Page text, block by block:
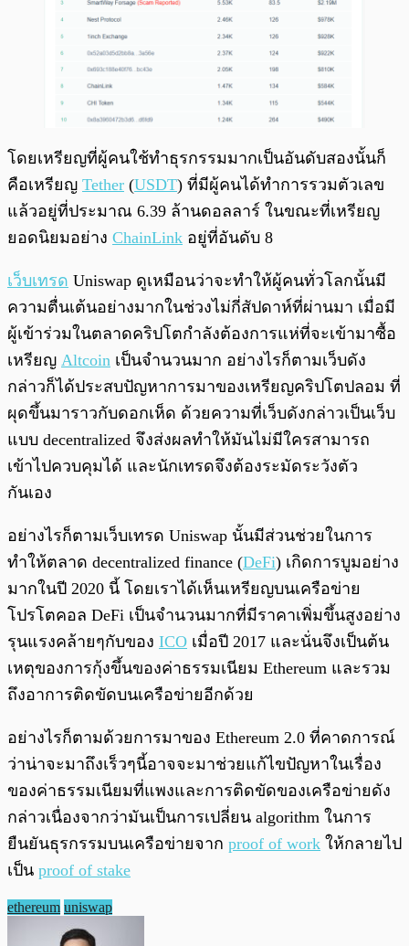
โดยเหรียญที่ผู้คนใช้ทำธุรกรรมมากเป็นอันดับสองนั้นก็
คือเหรียญ Tether (USDT) ที่มีผู้คนได้ทำการรวมตัวเลข
แล้วอยู่ที่ประมาณ 6.39 ล้านดอลลาร์ ในขณะที่เหรียญ
ยอดนิยมอย่าง ChainLink อยู่ที่อันดับ 8
เว็บเทรด Uniswap ดูเหมือนว่าจะทำให้ผู้คนทั่วโลกนั้นมี
ความตื่นเต้นอย่างมากในช่วงไม่กี่สัปดาห์ที่ผ่านมา เมื่อมี
ผู้เข้าร่วมในตลาดคริปโตกำลังต้องการแห่ที่จะเข้ามาซื้อ
เหรียญ Altcoin เป็นจำนวนมาก อย่างไรก็ตามเว็บดัง
กล่าวก็ได้ประสบปัญหาการมาของเหรียญคริปโตปลอม ที่
ผุดขึ้นมาราวกับดอกเห็ด ด้วยความที่เว็บดังกล่าวเป็นเว็บ
แบบ decentralized จึงส่งผลทำให้มันไม่มีใครสามารถ
เข้าไปควบคุมได้ และนักเทรดจึงต้องระมัดระวังตัว
กันเอง
อย่างไรก็ตามเว็บเทรด Uniswap นั้นมีส่วนช่วยในการ
ทำให้ตลาด decentralized finance (DeFi) เกิดการบูมอย่าง
มากในปี 2020 นี้ โดยเราได้เห็นเหรียญบนเครือข่าย
โปรโตคอล DeFi เป็นจำนวนมากที่มีราคาเพิ่มขึ้นสูงอย่าง
รุนแรงคล้ายๆกับของ ICO เมื่อปี 2017 และนั่นจึงเป็นต้น
เหตุของการกุ้งขึ้นของค่าธรรมเนียม Ethereum และรวม
ถึงอาการติดขัดบนเครือข่ายอีกด้วย
อย่างไรก็ตามด้วยการมาของ Ethereum 2.0 ที่คาดการณ์
ว่าน่าจะมาถึงเร็วๆนี้อาจจะมาช่วยแก้ไขปัญหาในเรื่อง
ของค่าธรรมเนียมที่แพงและการติดขัดของเครือข่ายดัง
กล่าวเนื่องจากว่ามันเป็นการเปลี่ยน algorithm ในการ
ยืนยันธุรกรรมบนเครือข่ายจาก proof of work ให้กลายไป
เป็น proof of stake
ethereum uniswap